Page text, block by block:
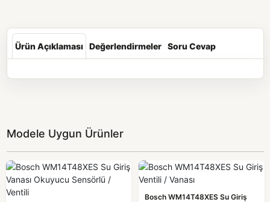
Ürün Açıklaması Değerlendirmeler Soru Cevap
Modele Uygun Ürünler
Bosch WM14T48XES Su Giriş